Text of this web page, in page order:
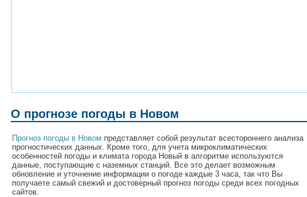
О прогнозе погоды в Новом
Прогноз погоды в Новом представляет собой результат всестороннего анализа
прогностических данных. Кроме того, для учета микроклиматических
особенностей погоды и климата города Новый в алгоритме используются
данные, поступающие с наземных станций. Все это делает возможным
обновление и уточнение информации о погоде каждые 3 часа, так что Вы
получаете самый свежий и достоверный прогноз погоды среди всех погодных
сайтов.